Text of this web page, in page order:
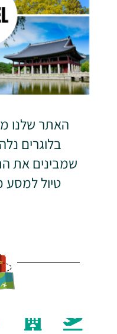
האתר שלנו
בלוגרים
שמבינים את
טיול למסע